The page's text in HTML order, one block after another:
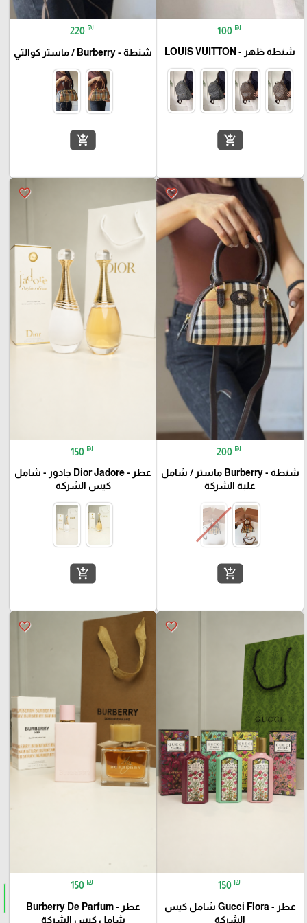
100 ₪
شنطة ظهر - LOUIS VUITTON
add_shopping_cart
220 ₪
شنطة - Burberry / ماستر كوالتي
add_shopping_cart
favorite_border
200 ₪
شنطة - Burberry ماستر / شامل
علبة الشركة
add_shopping_cart
favorite_border
150 ₪
عطر - Dior Jadore جادور - شامل
كيس الشركة
add_shopping_cart
favorite_border
150 ₪
عطر - Gucci Flora شامل كيس
الشركة
favorite_border
150 ₪
عطر - Burberry De Parfum
شامل كيس الشركة